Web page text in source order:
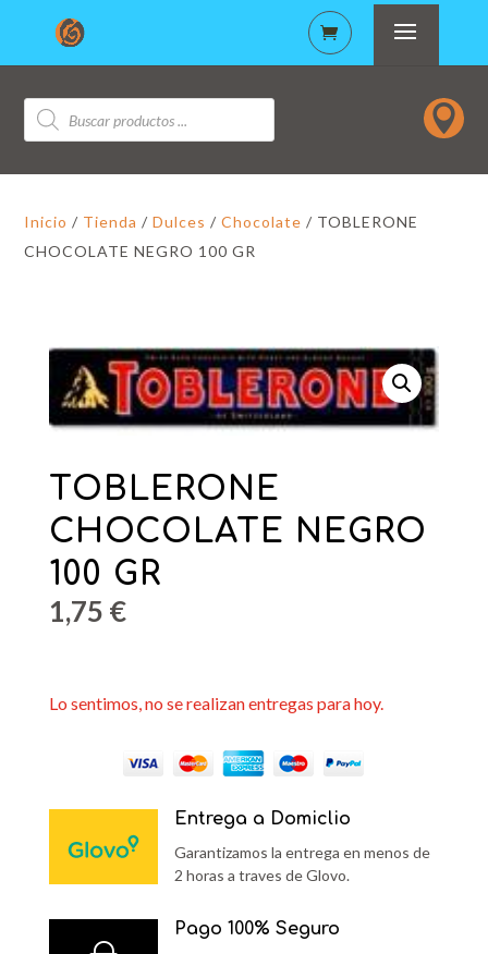
Búsqueda
de
productos

Inicio / Tienda /Dulces /Chocolate / TOBLERONE
CHOCOLATE NEGRO 100 GR
TOBLERONE
CHOCOLATE NEGRO
100 GR
1,75 €
Lo sentimos, no se realizan entregas para hoy.
Entrega a Domiclio
Garantizamos la entrega en menos de
2 horas a traves de Glovo.
Pago 100% Seguro